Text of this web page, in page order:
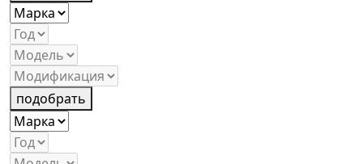
подобрать